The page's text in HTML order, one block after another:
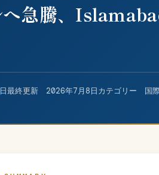
急騰、
最終更新 2026年7月8日 カテゴリー 国